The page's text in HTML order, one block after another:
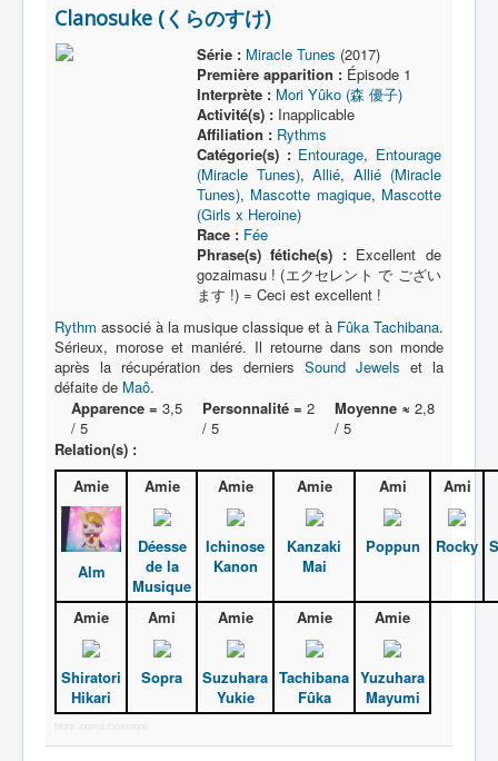
Clanosuke (くらのすけ)
Série : Miracle Tunes (2017)
Première apparition :Épisode 1
Interprète : Mori Yûko (森 優子)
Activité(s) :Inapplicable
Affiliation : Rythms
Catégorie(s) : Entourage, Entourage
(Miracle Tunes),Allié,Allié (Miracle
Tunes), Mascotte magique, Mascotte
(Girls x Heroine)
Race : Fée
Phrase(s) fétiche(s) :Excellent de
gozaimasu ! (エクセレント で ござい
ます !) = Ceci est excellent !
Rythm associé à la musique classique et à Fûka Tachibana.
Sérieux, morose et maniéré. Il retourne dans son monde
après la récupération des derniers Sound Jewels et la
défaite de Maô.
Apparence = 3,5
/ 5
Personnalité = 2
/ 5
Moyenne ≈ 2,8
/ 5
Relation(s) :
Amie
Alm
Amie
Déesse
de la
Musique
Amie
Ichinose
Kanon
Amie
Kanzaki
Mai
Ami
Poppun
Ami
Rocky
Amie
Shiratori
Hikari
Ami
Sopra
Amie
Suzuhara
Yukie
Amie
Tachibana
Fûka
Amie
Yuzuhara
Mayumi
More Joomla Extensions